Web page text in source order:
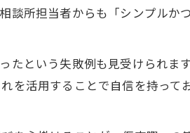
談所担当者からも「シンプルか
たという失敗例も見受けられま
を活用することで自信を持って